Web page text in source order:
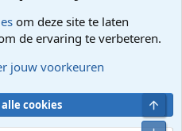
om deze site te laten
de ervaring te verbeteren.
jouw voorkeuren
cookies